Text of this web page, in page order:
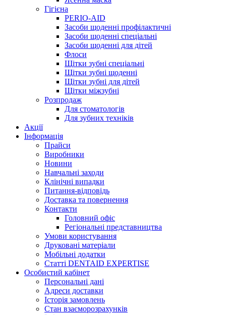
Гігієна
PERIO-AID
Засоби щоденні профілактичні
Засоби щоденні спеціальні
Засоби щоденні для дітей
Флоси
Щітки зубні спеціальні
Щітки зубні щоденні
Щітки зубні для дітей
Щітки міжзубні
Розпродаж
Для стоматологів
Для зубних техніків
Акції
Інформація
Прайси
Виробники
Новини
Навчальні заходи
Клінічні випадки
Питання-відповідь
Доставка та повернення
Контакти
Головний офіс
Регіональні представництва
Умови користування
Друковані матеріали
Мобільні додатки
Статті DENTAID EXPERTISE
Особистий кабінет
Персональні дані
Адреси доставки
Історія замовлень
Стан взаєморозрахунків